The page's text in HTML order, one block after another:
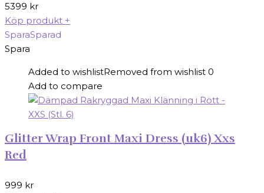
5399 kr
Köp produkt +
SparaSparad
Spara
Added to wishlistRemoved from wishlist 0
Add to compare
Glitter Wrap Front Maxi Dress (uk6) Xxs
Red
999 kr